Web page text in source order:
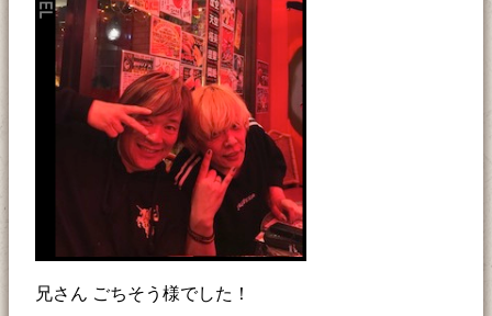
兄さん ごちそう様でした！